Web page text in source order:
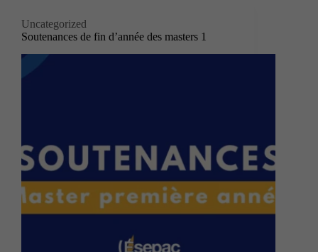
Uncategorized
Soutenances de fin d’année des masters 1